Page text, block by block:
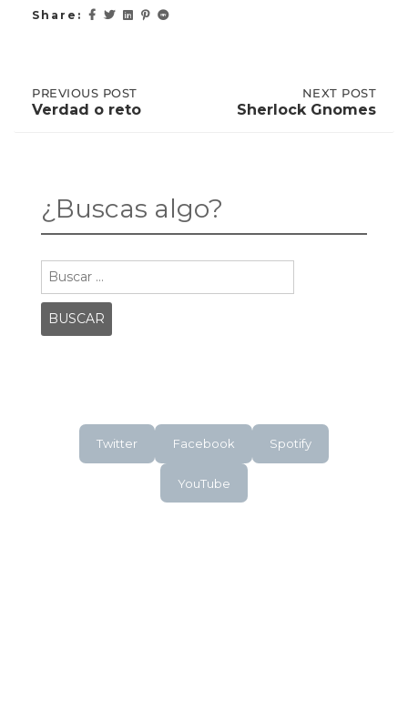
Share:
Post
PREVIOUS
POST:
PREVIOUS POST
Verdad o reto
POST:
NEXT POST
Sherlock Gnomes
¿Buscas algo?
Twitter Facebook Spotify
YouTube